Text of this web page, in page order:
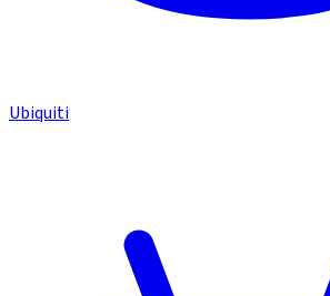
Ubiquiti